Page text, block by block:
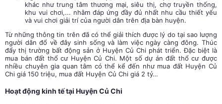
khác như trung tâm thương mại, siêu thị, chợ truyền thống,
khu vui chơi,... nhằm đáp ứng đầy đủ nhất nhu cầu thiết yếu
và vui chơi giải trí của người dân trên địa bàn huyện.
Từ những thông tin trên đã có thể giải thích được lý do tại sao lượng
người dân đổ về đây sinh sống và làm việc ngày càng đông. Thúc
đẩy thị trường bất động sản ở Huyện Củ Chi phát triển. Đặc biệt là
mua bán đất thổ cư Huyện Củ Chi. Một số dự án đất thổ cư được
nhiều chuyên gia quan tâm có thể kể đến như mua đất Huyện Củ
Chi giá 150 triệu, mua đất Huyện Củ Chi giá 2 tỷ…
Hoạt động kinh tế tại Huyện Củ Chi